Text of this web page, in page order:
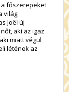
a főszerepeket
világ
Joël új
aki az igaz
miatt végül
létének az